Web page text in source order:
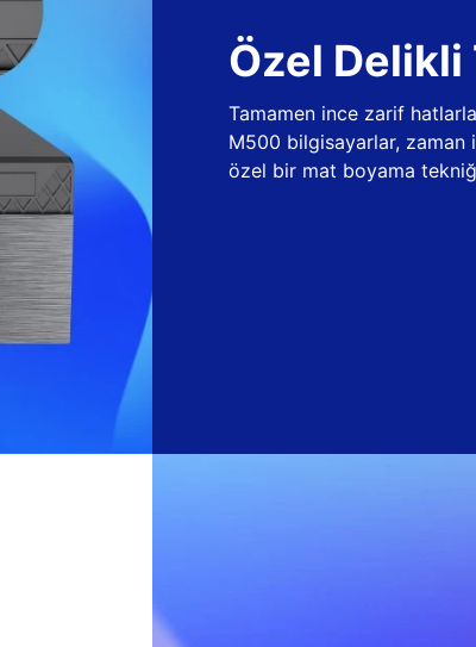
Özel Delikli
Tamamen ince zarif
M500 bilgisayarlar, zaman
özel bir mat boyama